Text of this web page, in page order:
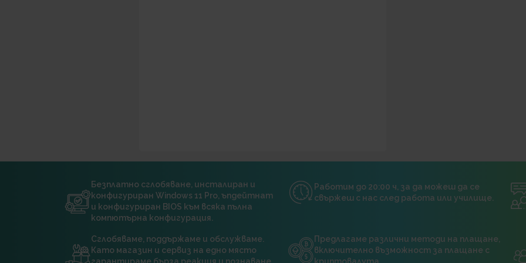
Безплатно сглобяване, инсталиран и
конфигуриран Windows 11 Pro, ъпдейтнат
и конфигуриран BIOS към всяка пълна
компютърна конфигурация.
Работим до 20:00 ч, за да можеш да се
свържеш с нас след работа или училище.
Сглобяваме, поддържаме и обслужваме.
Като магазин и сервиз на едно място
Предлагаме различни методи на плащане,
включително възможност за плащане с